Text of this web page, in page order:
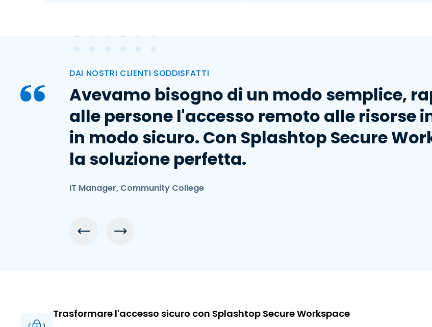
DAI NOSTRI CLIENTI SODDISFATTI
Avevamo bisogno di un modo semplice,
alle persone l'accesso remoto alle risorse
in modo sicuro. Con Splashtop Secure
la soluzione perfetta.
IT Manager, Community College
Trasformare l'accesso sicuro con Splashtop Secure Workspace